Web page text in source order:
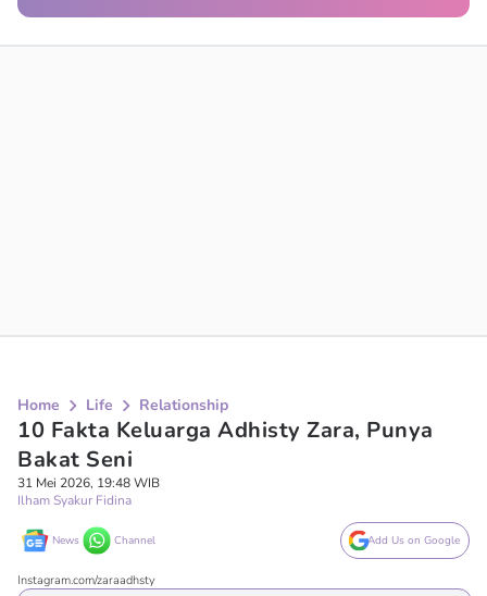
Home Life Relationship
10 Fakta Keluarga Adhisty Zara, Punya
Bakat Seni
31 Mei 2026, 19:48 WIB
Ilham Syakur Fidina
News Channel Add Us on Google
Instagram.com/zaraadhsty